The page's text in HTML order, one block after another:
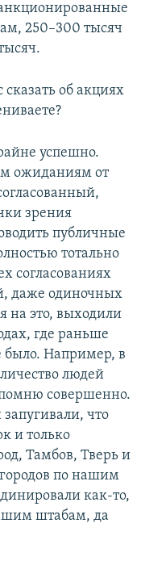
250–300 тысяч
об акциях
успешно.
ожиданиям от
зрения
публичные
тотально
согласованиях
даже одиночных
на это, выходили
где раньше
было. Например, в
людей
совершенно.
что
и только
Тамбов, Тверь и
по нашим
как-то,
штабам, да